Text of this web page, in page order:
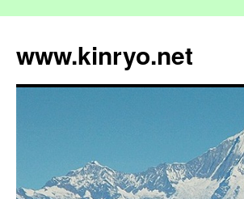
テ
ン
www.kinryo.net